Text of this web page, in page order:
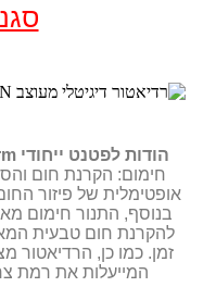
הודות לפטנט ייחודי Dual-Therm
חימום: הקרנת חום
אופטימלית של פיזור
בנוסף, התנור חימום
להקרנת חום טבעית
זמן. כמו כן, הרדיאטור
המייעלות את רמת